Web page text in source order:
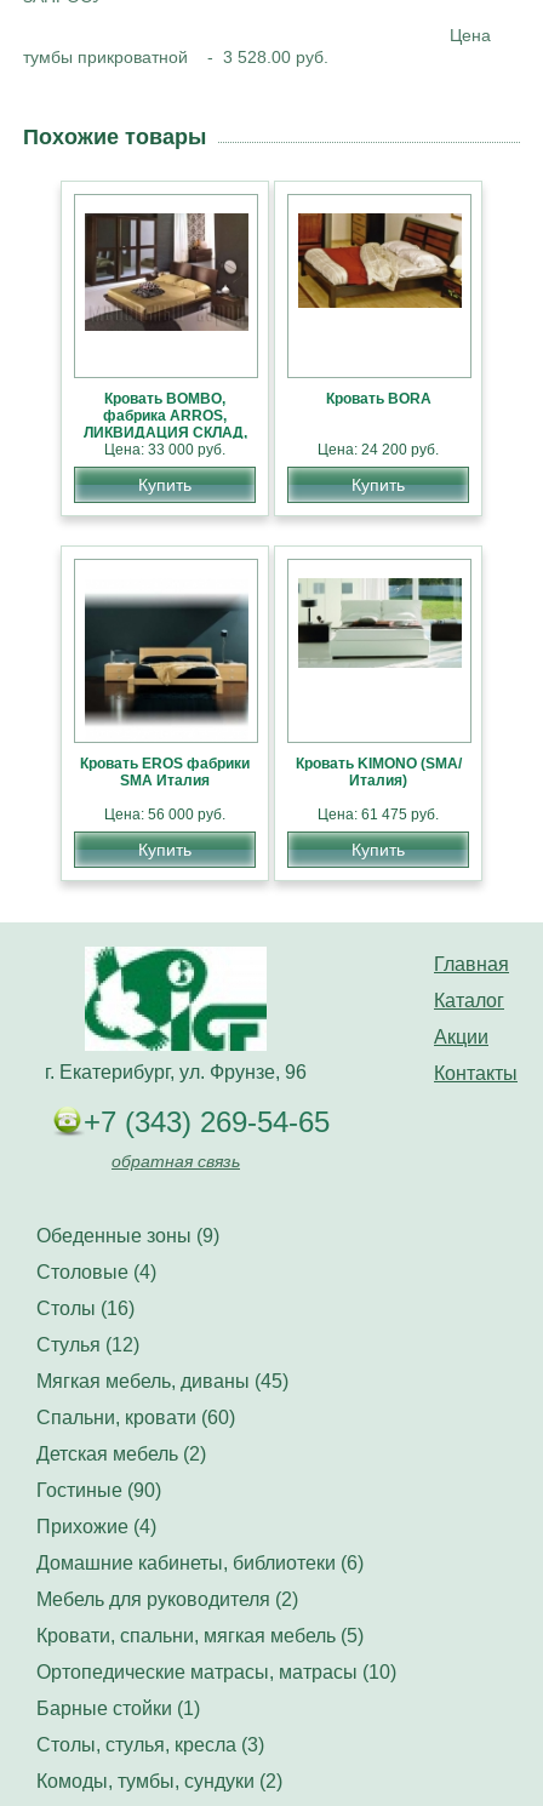
Цена
тумбы прикроватной - 3 528.00 руб.
Похожие товары
Кровать BOMBO,
фабрика ARROS,
ЛИКВИДАЦИЯ СКЛАД,
СКИДКА 40%
Цена: 33 000 руб.
Купить
Кровать BORA
Цена: 24 200 руб.
Купить
Кровать EROS фабрики
SMA Италия
Цена: 56 000 руб.
Купить
Кровать KIMОNO (SMA/
Италия)
Цена: 61 475 руб.
Купить
Главная
Каталог
Акции
Контакты
г. Екатерибург, ул. Фрунзе, 96
+7 (343) 269-54-65
обратная связь
Обеденные зоны (9)
Столовые (4)
Столы (16)
Стулья (12)
Мягкая мебель, диваны (45)
Спальни, кровати (60)
Детская мебель (2)
Гостиные (90)
Прихожие (4)
Домашние кабинеты, библиотеки (6)
Мебель для руководителя (2)
Кровати, спальни, мягкая мебель (5)
Ортопедические матрасы, матрасы (10)
Барные стойки (1)
Столы, стулья, кресла (3)
Комоды, тумбы, сундуки (2)